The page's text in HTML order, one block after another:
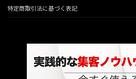
特定商取引法に基づく表記